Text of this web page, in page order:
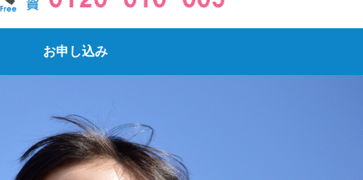
お申し込み